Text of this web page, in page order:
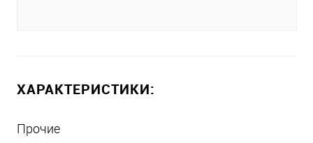
ХАРАКТЕРИСТИКИ:
Прочие